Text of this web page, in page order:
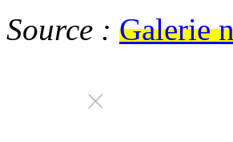
Source : Galerie